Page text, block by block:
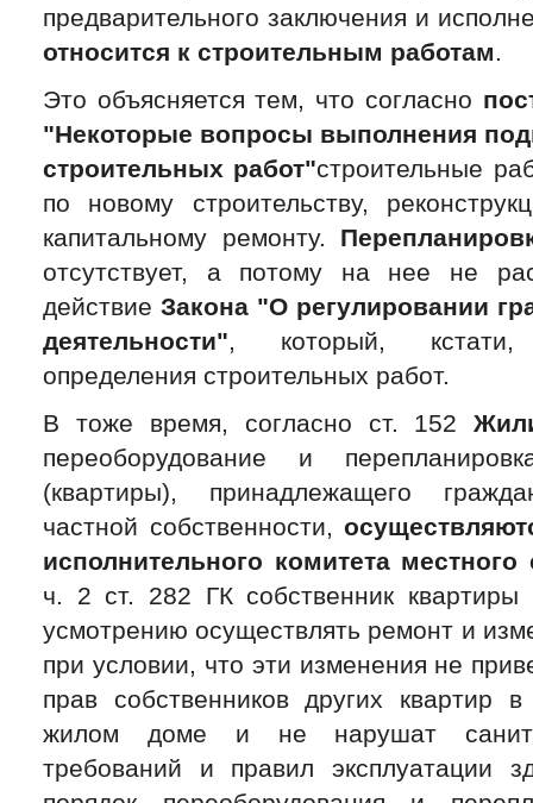
предварительного заключения и
относится к строительным работам.
Это объясняется тем, что согласно
"Некоторые вопросы выполнения
строительных работ"строительные
по новому строительству,
капитальному ремонту.
отсутствует, а потому на нее не
действиеЗакона "О регулировании
деятельности", который,
определения строительных работ.
В тоже время, согласно ст. 152
переоборудование и
(квартиры), принадлежащего
частной собственности,
исполнительного комитета местного
ч. 2 ст. 282 ГК собственник
усмотрению осуществлять ремонт и
при условии, что эти изменения не
прав собственников других квартир в
жилом доме и не нарушат
требований и правил эксплуатации